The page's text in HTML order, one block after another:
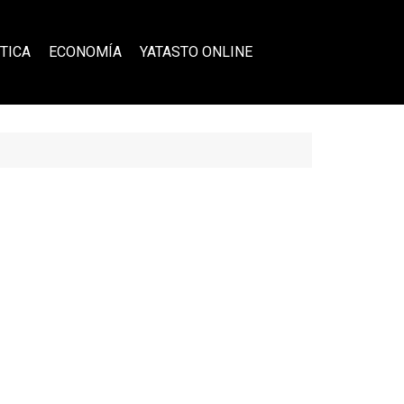
ECONOMÍA YATASTO ONLINE